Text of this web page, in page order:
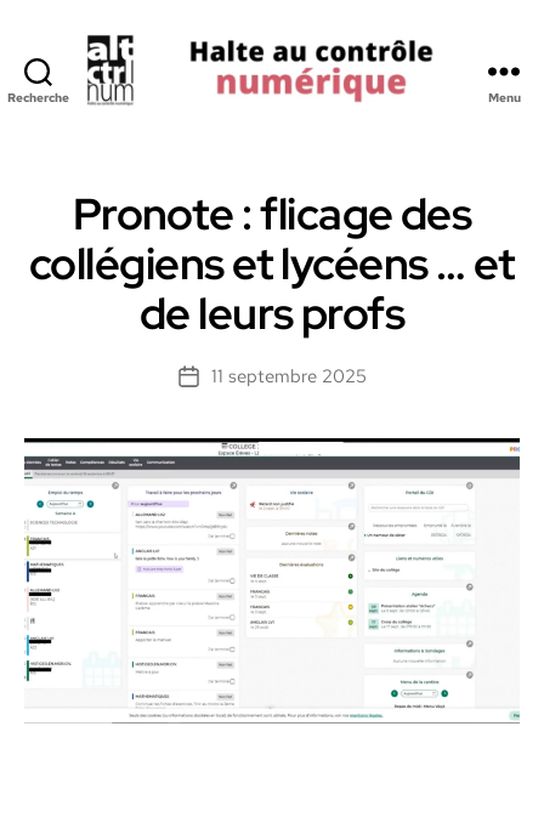
Recherche
Numerique
Menu
Pronote : flicage des
collégiens et lycéens … et
de leurs profs
Date11 septembre 2025